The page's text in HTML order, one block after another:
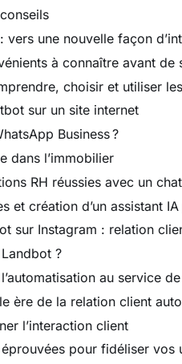
vers une nouvelle façon
à connaître avant de
choisir et utiliser
sur un site internet
Business ?
dans l’immobilier
RH réussies avec un
et création d’un assistant
sur Instagram : relation
?
au service
ère de la relation client
l’interaction client
pour fidéliser vos